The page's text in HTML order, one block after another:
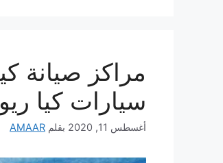
سيارات كيا ريو
أغسطس 11, 2020 بقلم AMAAR